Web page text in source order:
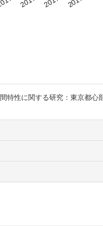
特性に関する研究：東京都心